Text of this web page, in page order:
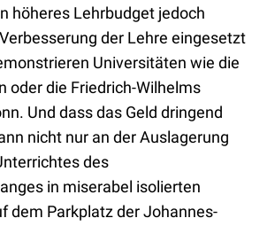
höheres Lehrbudget jedoch
der Lehre eingesetzt
Universitäten wie die
oder die Friedrich-Wilhelms
Und dass das Geld dringend
nicht nur an der Auslagerung
des
in miserabel isolierten
dem Parkplatz der Johannes-